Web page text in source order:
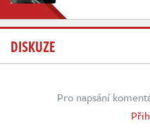
DISKUZE
Pro napsání